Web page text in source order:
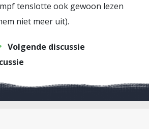
tenslotte ook gewoon lezen
niet meer uit).
Volgende discussie